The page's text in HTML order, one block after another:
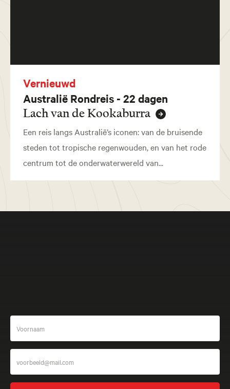
Vernieuwd
Australië Rondreis - 22 dagen
Lach van de Kookaburra
Een reis langs Australië’s iconen: van de bruisende
steden tot tropische regenwouden, en van het rode
centrum tot de onderwaterwereld van...